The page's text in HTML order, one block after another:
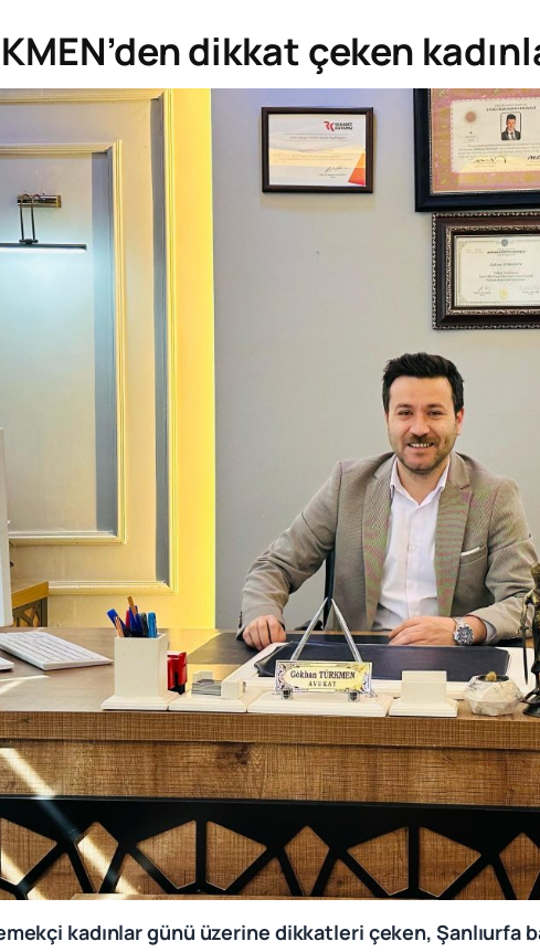
dikkat çeken
kadınlar günü üzerine dikkatleri çeken, Şanlıurfa